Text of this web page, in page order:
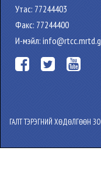
Утас: 77244403
Факс: 77244400
И-мэйл:
ГАЛТ ТЭРЭГНИЙ ХӨДӨЛГӨӨН